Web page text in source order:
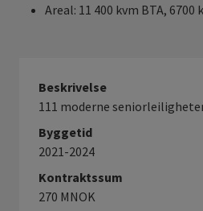
Areal: 11 400 kvm BTA, 6700
Beskrivelse
111 moderne
Byggetid
2021-2024
Kontraktssum
270 MNOK